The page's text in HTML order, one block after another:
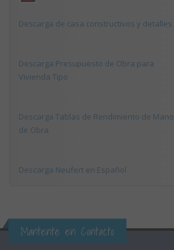
Descarga de casa constructivos y detalles
Descarga Presupuesto de Obra para
Vivienda Tipo
Descarga Tablas de Rendimiento de Mano
de Obra
Descarga Neufert en Español
Mantente en Contacto